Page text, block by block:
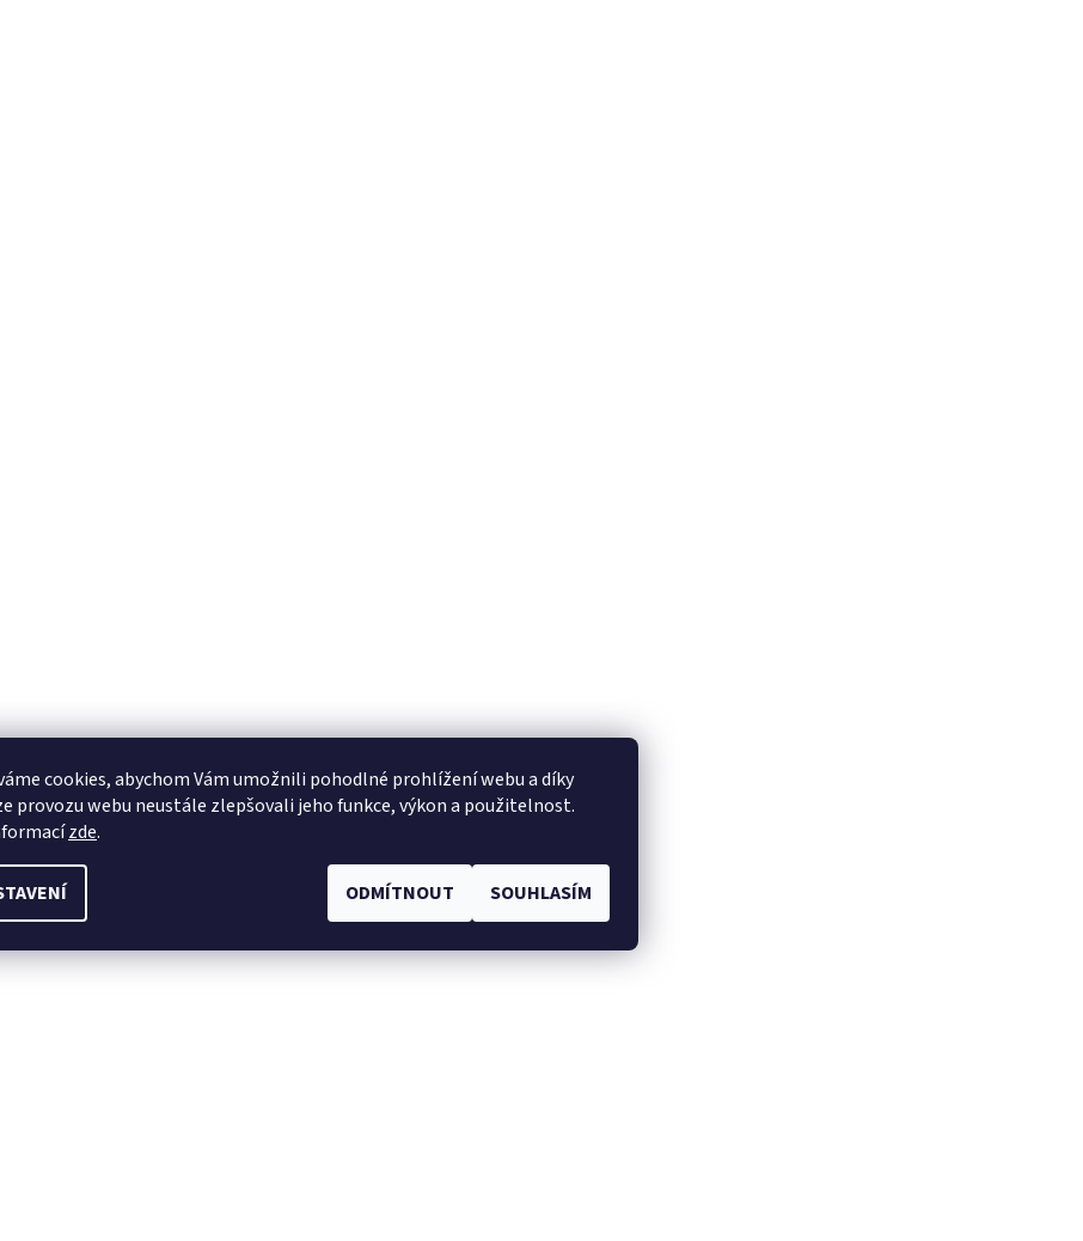
cookies, abychom Vám umožnili pohodlné prohlížení webu a díky
provozu webu neustále zlepšovali jeho funkce, výkon a použitelnost.
zde.
ODMÍTNOUT SOUHLASÍM